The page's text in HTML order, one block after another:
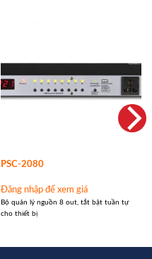
PSC-2080
Đăng nhập để xem giá
Bộ quản lý nguồn 8 out, tắt bật tuần tự
cho thiết bị